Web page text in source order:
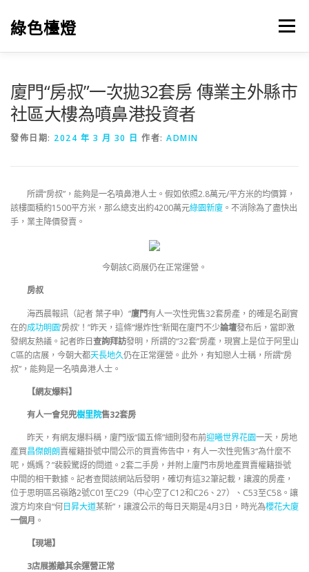
綠色檯燈 選單
廈門“房叔”一次拋32套房 傳業主外縣市
社區大樓為噴鼻港投資者
發佈日期: 2024 年 3 月 30 日 作者: ADMIN
所謂“房叔”，能夠是一名噴鼻港人士。假如依照2.8萬元/平方米的均價算，
該樓面積約1500平方米，那么總支出約4200萬元綠園新廈 。不消除為了盡快出
手，業主降價發賣。
今朝該C商展仍在正常運營。
房叔
海西晨報訊（記者 葉子申）“廈門有人一次性兜售32套房產，的確是名副實
在的成功明園‘房叔’！”昨天，這條“爆炸性”新聞在廈門不少論壇發布后，當即激
發網友熱議。記者昨日查詢拜訪發明，所謂的“32套”房產，現實上是位于阿里山
C區的店展，今朝大都天長地久仍在正常運營。此外，有知戀人士稱，所謂“房
叔”，能夠是一名噴鼻港人士。
【網友爆料】
有人一會兒兜樹里院售32套房
昨天，有網友爆料稱，廈門版“國五條”細則發布前迎曦世界花園一天，房地
產買昌傑朗朗賣權籍掛號中間公示的買賣佈告中，有人一次性兜售3“為什麼不
呢，媽媽？”裴毅驚訝的問道。2套二手房，并附上廈門市房地產買賣權籍掛號
中間的相干數據。記者查閱該網站后發明，確切有這32筆記載，讓渡的房產，
位于思明區呂嶺路2號C01至C29（中心空了C12和C26、27）、C53至C58。讓
渡方均來自“何日昇大道某新”，讓渡公示的每日天期是4月3日，時光為櫻花大廈
一個月 。
【現場】
3店展搬離其余運營正常